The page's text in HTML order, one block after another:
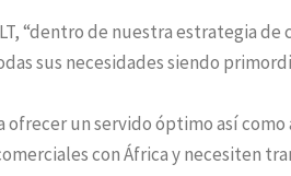
“dentro de nuestra estrategia
sus necesidades siendo
ofrecer un servido óptimo así
con África y necesiten